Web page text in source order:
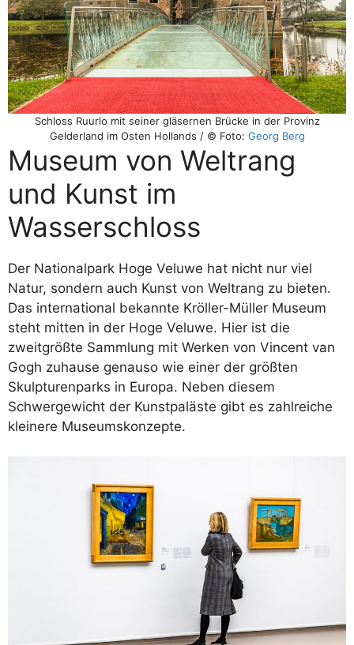
Schloss Ruurlo mit seiner gläsernen Brücke in der Provinz
Gelderland im Osten Hollands / © Foto: Georg Berg
Museum von Weltrang
und Kunst im
Wasserschloss
Der Nationalpark Hoge Veluwe hat nicht nur viel
Natur, sondern auch Kunst von Weltrang zu bieten.
Das international bekannte Kröller-Müller Museum
steht mitten in der Hoge Veluwe. Hier ist die
zweitgrößte Sammlung mit Werken von Vincent van
Gogh zuhause genauso wie einer der größten
Skulpturenparks in Europa. Neben diesem
Schwergewicht der Kunstpaläste gibt es zahlreiche
kleinere Museumskonzepte.